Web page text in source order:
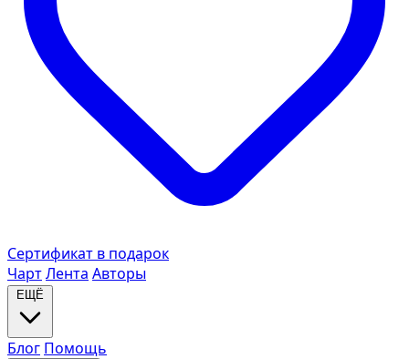
Сертификат в подарок
ЧартЛента Авторы
ЕЩЁ
Блог Помощь